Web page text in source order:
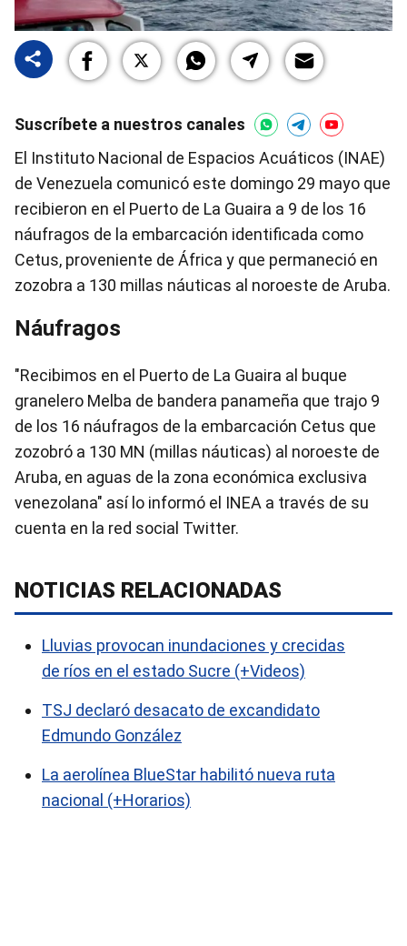
Suscríbete a nuestros canales
El Instituto Nacional de Espacios Acuáticos (INAE)
de Venezuela comunicó este domingo 29 mayo que
recibieron en el Puerto de La Guaira a 9 de los 16
náufragos de la embarcación identificada como
Cetus, proveniente de África y que permaneció en
zozobra a 130 millas náuticas al noroeste de Aruba.
Náufragos
"Recibimos en el Puerto de La Guaira al buque
granelero Melba de bandera panameña que trajo 9
de los 16 náufragos de la embarcación Cetus que
zozobró a 130 MN (millas náuticas) al noroeste de
Aruba, en aguas de la zona económica exclusiva
venezolana" así lo informó el INEA a través de su
cuenta en la red social Twitter.
NOTICIAS RELACIONADAS
Lluvias provocan inundaciones y crecidas
de ríos en el estado Sucre (+Videos)
TSJ declaró desacato de excandidato
Edmundo González
La aerolínea BlueStar habilitó nueva ruta
nacional (+Horarios)